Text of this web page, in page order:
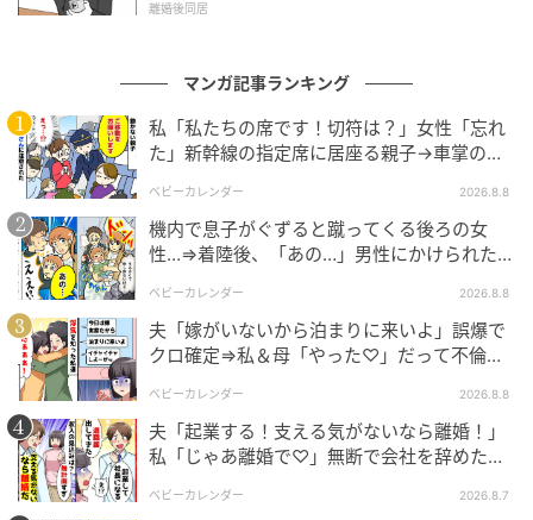
ベビーカレンダーは妊娠・出産・育児の情報サイト
です。みんなのクチコミや体験談から産婦人科検
索、おでかけ情報、離乳食レシピまで。月間利用者1
作品をもっとみる
の記事をもっとみる
離婚後同居
マンガ記事ランキング
私「私たちの席です！切符は？」女性「忘れ
た」新幹線の指定席に居座る親子→車掌の注
ベビーカレンダー 2026.8.8
機内で息子がぐずると蹴ってくる後ろの女
性…⇒着陸後、「あの…」男性にかけられた驚
ベビーカレンダー 2026.8.8
夫「嫁がいないから泊まりに来いよ」誤爆で
クロ確定⇒私＆母「やった♡」だって不倫相
ベビーカレンダー 2026.8.8
夫「起業する！支える気がないなら離婚！」
私「じゃあ離婚で♡」無断で会社を辞めた元
ベビーカレンダー 2026.8.7